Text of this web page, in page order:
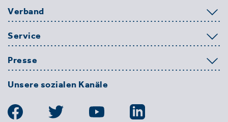
Verband
Service
Presse
Unsere sozialen Kanäle